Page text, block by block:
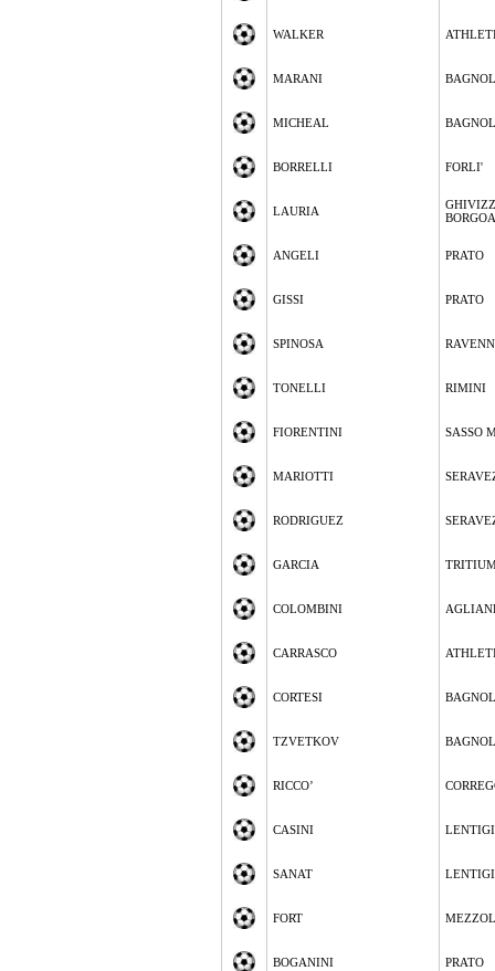
WALKER
MARANI
MICHEAL
BORRELLI FORLI'
LAURIA
ANGELI PRATO
GISSI PRATO
SPINOSA
TONELLI RIMINI
FIORENTINI SASSO
MARIOTTI
RODRIGUEZ
GARCIA
COLOMBINI
CARRASCO
CORTESI
TZVETKOV
RICCO’
CASINI
SANAT
FORT
BOGANINI PRATO